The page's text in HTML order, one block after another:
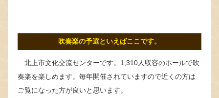
吹奏楽の予選といえばここです。
北上市文化交流センターです。1,310人収容のホールで吹
奏楽を楽しめます。毎年開催されていますので近くの方は
ご覧になった方が良いと思います。